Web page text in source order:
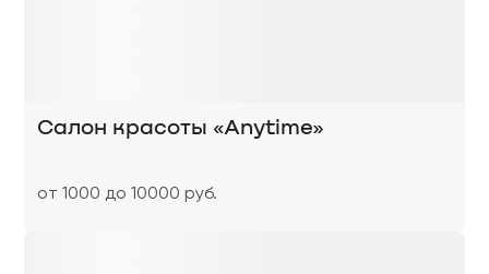
Салон красоты «Anytime»
от 1000 до 10000 руб.